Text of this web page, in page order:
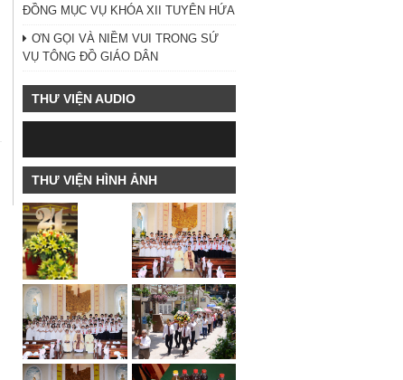
ĐỒNG MỤC VỤ KHÓA XII TUYÊN HỨA
ƠN GỌI VÀ NIỀM VUI TRONG SỨ
VỤ TÔNG ĐỒ GIÁO DÂN
THƯ VIỆN AUDIO
THƯ VIỆN HÌNH ẢNH